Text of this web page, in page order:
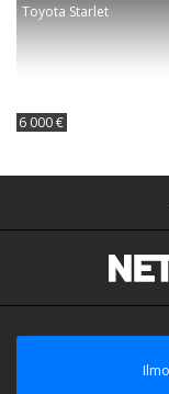
Toyota Starlet
6 000 €